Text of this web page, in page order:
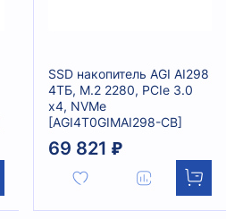
SSD накопитель AGI AI298
4ТБ, M.2 2280, PCIe 3.0
x4, NVMe
[AGI4T0GIMAI298-CB]
69 821 ₽